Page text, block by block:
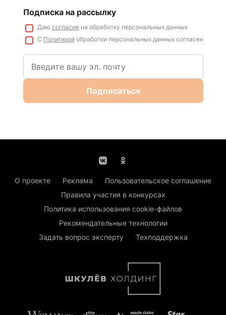
Подписка на рассылку
Даю согласиена обработку персональных данных
С Политикойобработки персональных данных согласен
Подписаться
О проекте Реклама
Пользовательское соглашение
Правила участия в конкурсах
Политика использования cookie-файлов
Рекомендательные технологии
Задать вопрос эксперту
Техподдержка